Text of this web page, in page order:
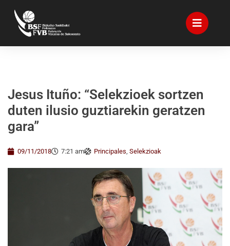
Jesus Ituño: “Selekzioek sortzen
duten ilusio guztiarekin geratzen
gara”
09/11/2018 7:21 am Principales, Selekzioak